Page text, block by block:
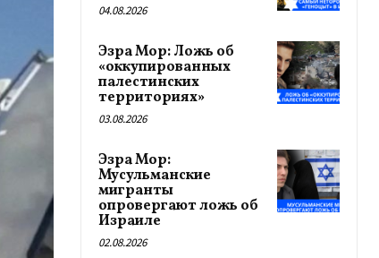
04.08.2026
Эзра Мор: Ложь об
«оккупированных
палестинских
территориях»
03.08.2026
Эзра Мор:
Мусульманские
мигранты
опровергают ложь об
Израиле
02.08.2026